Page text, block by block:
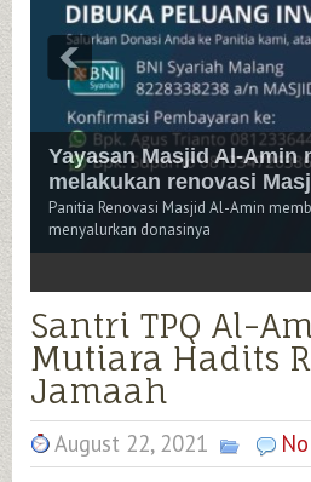
Yayasan Masjid Al-Amin
melakukan renovasi
Panitia Renovasi Masjid Al-Amin
menyalurkan donasinya
Santri TPQ Al-
Mutiara Hadits
Jamaah
August 22, 2021